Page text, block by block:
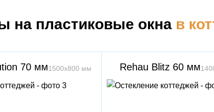
на пластиковые окна в
70 мм1500х800 мм Rehau Blitz 60 мм